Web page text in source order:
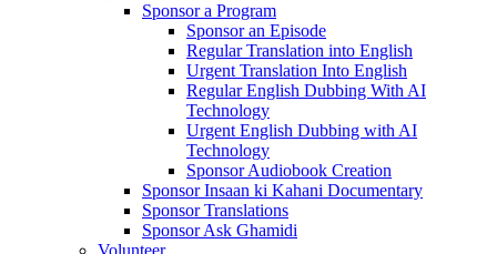
Sponsor a Program
Sponsor an Episode
Regular Translation into English
Urgent Translation Into English
Regular English Dubbing With AI
Technology
Urgent English Dubbing with AI
Technology
Sponsor Audiobook Creation
Sponsor Insaan ki Kahani Documentary
Sponsor Translations
Sponsor Ask Ghamidi
Volunteer